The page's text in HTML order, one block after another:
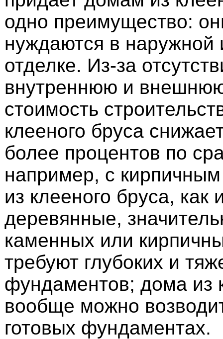
одно преимущество:
нуждаются в наружной
отделке. Из-за
внутреннюю и
стоимость
клееного бруса
более процентов по
например, с
из клееного бруса, как
деревянные,
каменных или
требуют глубоких и
фундаментов; дома из
вообще можно
готовых фундаментах.